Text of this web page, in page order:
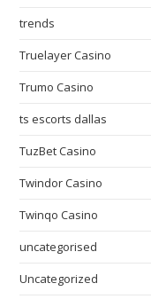
trends
Truelayer Casino
Trumo Casino
ts escorts dallas
TuzBet Casino
Twindor Casino
Twinqo Casino
uncategorised
Uncategorized